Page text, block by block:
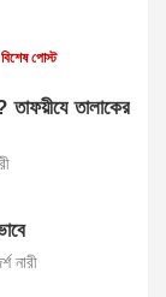
বিশেষ পোস্ট
তাফয়ীযে তালাকের
নারী